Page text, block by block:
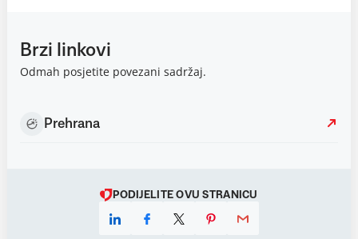
Brzi linkovi
Odmah posjetite povezani sadržaj.
Prehrana
PODIJELITE OVU STRANICU